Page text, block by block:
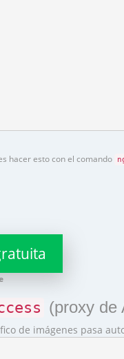
hacer esto con el comando
(proxy de
de imágenes pasa